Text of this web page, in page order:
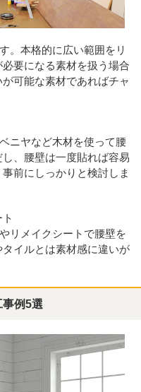
。本格的に広い範囲をリ
要になる素材を扱う場合
可能な素材であればチャ
ニヤなど木材を使って腰
、腰壁は一度貼れば容易
前にしっかりと検討しま
リメイクシートで腰壁を
イルとは素材感に違いが
事例5選